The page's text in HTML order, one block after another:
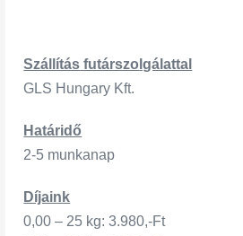
Szállítás futárszo lgálattal
GLS Hungary Kft.
Határidő
2-5 munkanap
Díjaink
0,00 – 25 kg: 3.980,-Ft